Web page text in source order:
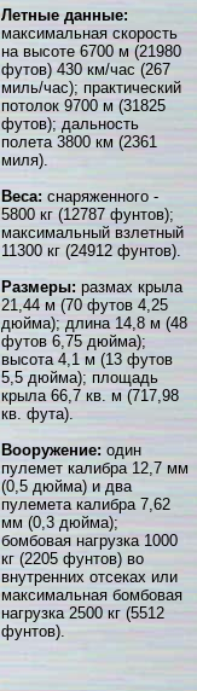
Летные данные:
максимальная скорость
на высоте 6700 м (21980
футов) 430 км/час (267
миль/час); практический
потолок 9700 м (31825
футов); дальность
полета 3800 км (2361
миля).
Веса: снаряженного -
5800 кг (12787 фунтов);
максимальный взлетный
11300 кг (24912 фунтов).
Размеры: размах крыла
21,44 м (70 футов 4,25
дюйма); длина 14,8 м (48
футов 6,75 дюйма);
высота 4,1 м (13 футов
5,5 дюйма); площадь
крыла 66,7 кв. м (717,98
кв. фута).
Вооружение: один
пулемет калибра 12,7 мм
(0,5 дюйма) и два
пулемета калибра 7,62
мм (0,3 дюйма);
бомбовая нагрузка 1000
кг (2205 фунтов) во
внутренних отсеках или
максимальная бомбовая
нагрузка 2500 кг (5512
фунтов).